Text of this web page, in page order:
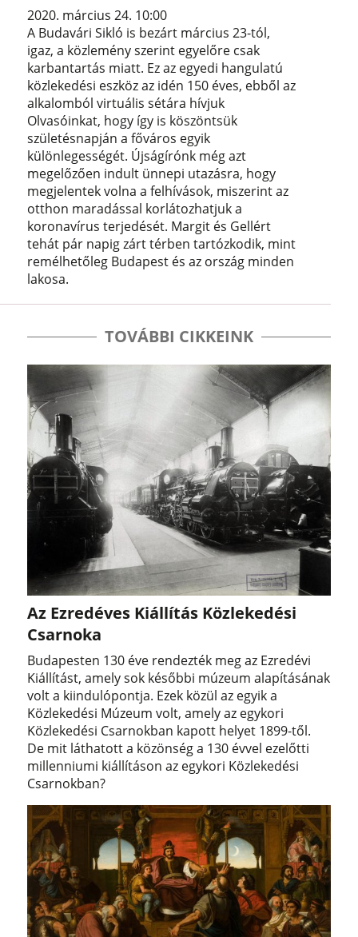
2020. március 24. 10:00
A Budavári Sikló is bezárt március 23-tól,
igaz, a közlemény szerint egyelőre csak
karbantartás miatt. Ez az egyedi hangulatú
közlekedési eszköz az idén 150 éves, ebből az
alkalomból virtuális sétára hívjuk
Olvasóinkat, hogy így is köszöntsük
születésnapján a főváros egyik
különlegességét. Újságírónk még azt
megelőzően indult ünnepi utazásra, hogy
megjelentek volna a felhívások, miszerint az
otthon maradással korlátozhatjuk a
koronavírus terjedését. Margit és Gellért
tehát pár napig zárt térben tartózkodik, mint
remélhetőleg Budapest és az ország minden
lakosa.
TOVÁBBI CIKKEINK
Az Ezredéves Kiállítás Közlekedési
Csarnoka
Budapesten 130 éve rendezték meg az Ezredévi
Kiállítást, amely sok későbbi múzeum alapításának
volt a kiindulópontja. Ezek közül az egyik a
Közlekedési Múzeum volt, amely az egykori
Közlekedési Csarnokban kapott helyet 1899-től.
De mit láthatott a közönség a 130 évvel ezelőtti
millenniumi kiállításon az egykori Közlekedési
Csarnokban?